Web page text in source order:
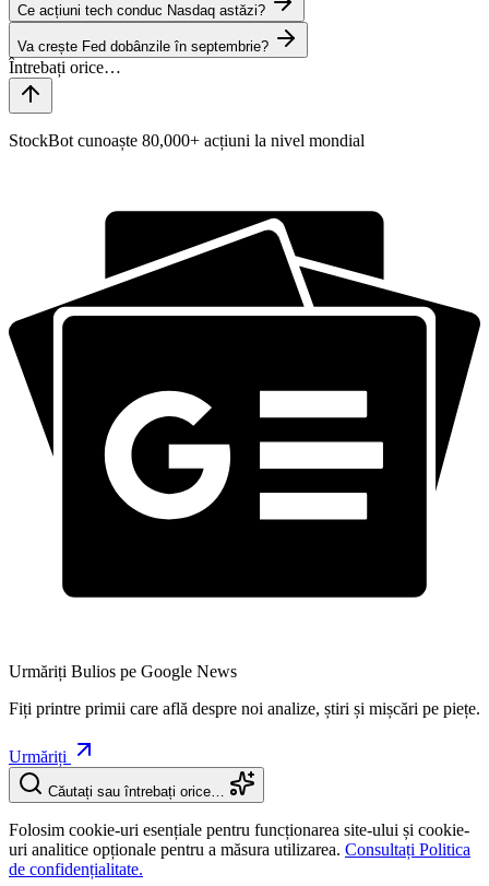
Ce acțiuni tech conduc Nasdaq astăzi?
Va crește Fed dobânzile în septembrie?
StockBot cunoaște 80,000+ acțiuni la nivel mondial
Urmăriți Bulios pe Google News
Fiți printre primii care află despre noi analize, știri și mișcări pe piețe.
Urmăriți
Căutați sau întrebați orice…
Folosim cookie-uri esențiale pentru funcționarea site-ului și cookie-
uri analitice opționale pentru a măsura utilizarea. Consultați Politica
de confidențialitate.